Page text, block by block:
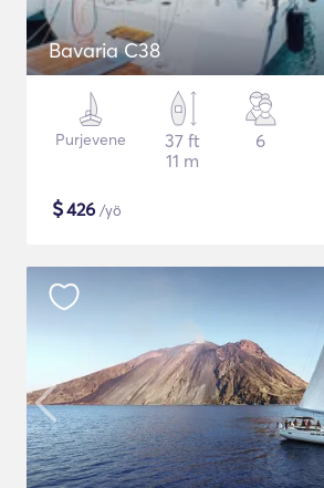
Bavaria C38
Purjevene
37 ft
11 m
6
$426 /yö